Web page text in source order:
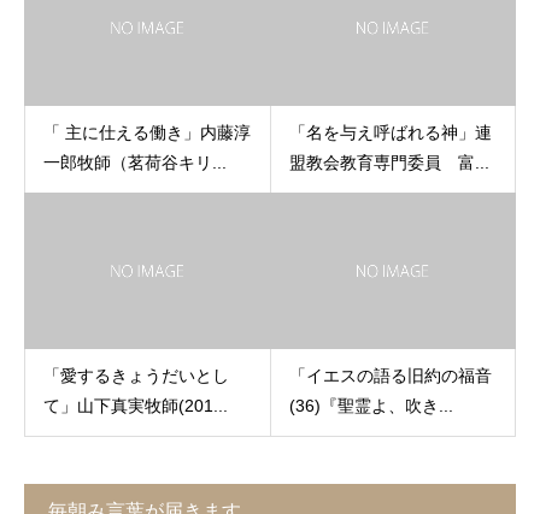
「 主に仕える働き」内藤淳
一郎牧師（茗荷谷キリ...
「名を与え呼ばれる神」連
盟教会教育専門委員 富...
「愛するきょうだいとし
て」山下真実牧師(201...
「イエスの語る旧約の福音
(36)『聖霊よ、吹き...